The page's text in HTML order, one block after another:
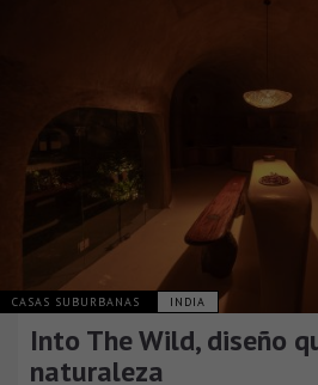
CASAS SUBURBANAS INDIA
Into The Wild, diseño
naturaleza